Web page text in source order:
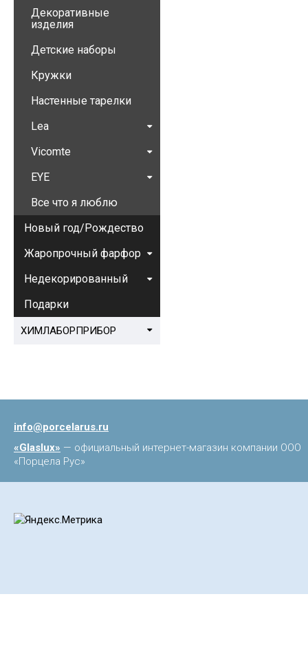
Декоративные
изделия
Детские наборы
Кружки
Настенные тарелки
Lea
Vicomte
EYE
Все что я люблю
Новый год/Рождество
Жаропрочный фарфор
Недекорированный
Подарки
ХИМЛАБОРПРИБОР
info@porcelarus.ru
«Glaslux» — официальный интернет-магазин компании ООО
«Порцела Рус»